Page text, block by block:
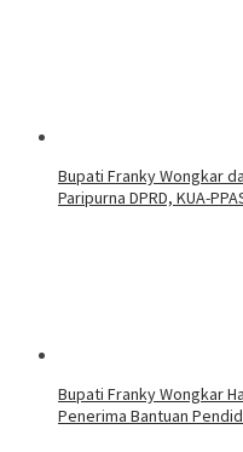
Bupati Franky Wongkar
Paripurna DPRD, KUA-
Bupati Franky Wongkar
Penerima Bantuan